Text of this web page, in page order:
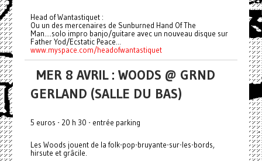
Head of Wantastiquet :
Ou un des mercenaires de Sunburned Hand Of The
Man....solo impro banjo/guitare avec un nouveau disque sur
Father Yod/Ecstatic Peace...
www.myspace.com/headofwantastiquet
MER 8 AVRIL : WOODS @ GRND
GERLAND (SALLE DU BAS)
5 euros - 20 h 30 - entrée parking
Les Woods jouent de la folk-pop-bruyante-sur-les-bords,
hirsute et grâcile.